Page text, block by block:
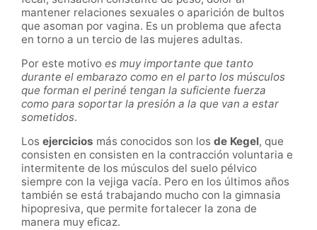
mantener relaciones sexuales o aparición de bultos
que asoman por vagina. Es un problema que afecta
en torno a un tercio de las mujeres adultas.
Por este motivo es muy importante que tanto
durante el embarazo como en el parto los músculos
que forman el periné tengan la suficiente fuerza
como para soportar la presión a la que van a estar
sometidos.
Los ejercicios más conocidos son los de Kegel, que
consisten en consisten en la contracción voluntaria e
intermitente de los músculos del suelo pélvico
siempre con la vejiga vacía. Pero en los últimos años
también se está trabajando mucho con la gimnasia
hipopresiva, que permite fortalecer la zona de
manera muy eficaz.